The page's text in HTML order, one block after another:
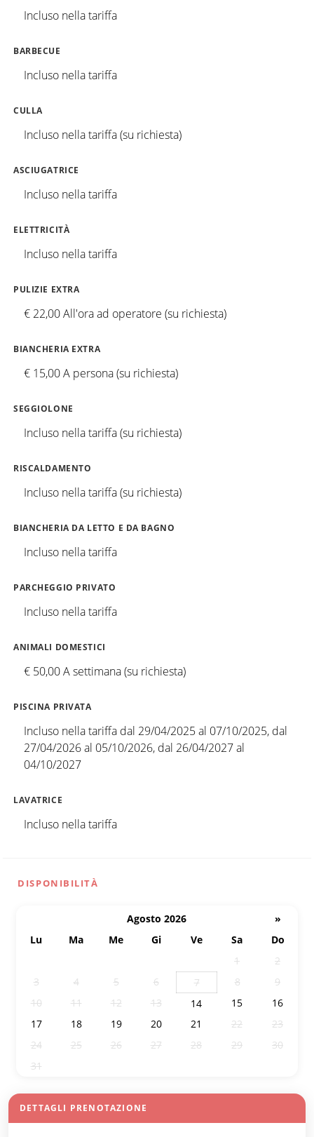
Incluso nella tariffa
BARBECUE
Incluso nella tariffa
CULLA
Incluso nella tariffa (su richiesta)
ASCIUGATRICE
Incluso nella tariffa
ELETTRICITÀ
Incluso nella tariffa
PULIZIE EXTRA
€ 22,00 All'ora ad operatore (su richiesta)
BIANCHERIA EXTRA
€ 15,00 A persona (su richiesta)
SEGGIOLONE
Incluso nella tariffa (su richiesta)
RISCALDAMENTO
Incluso nella tariffa (su richiesta)
BIANCHERIA DA LETTO E DA BAGNO
Incluso nella tariffa
PARCHEGGIO PRIVATO
Incluso nella tariffa
ANIMALI DOMESTICI
€ 50,00 A settimana (su richiesta)
PISCINA PRIVATA
Incluso nella tariffa dal 29/04/2025 al 07/10/2025, dal
27/04/2026 al 05/10/2026, dal 26/04/2027 al
04/10/2027
LAVATRICE
Incluso nella tariffa
DISPONIBILITÀ
Agosto 2026
»
Lu
Ma Me Gi Ve Sa
Do
1
2
3
4 5 6 7 8
9
10
11 12 13 14 15
16
17
18 19 20 21 22
23
24
25 26 27 28 29
30
31
DETTAGLI PRENOTAZIONE